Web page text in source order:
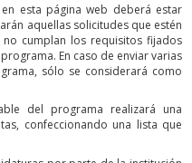
esta página web deberá estar
aquellas solicitudes que estén
cumplan los requisitos fijados
En caso de enviar varias
sólo se considerará como
del programa realizará una
confeccionando una lista que